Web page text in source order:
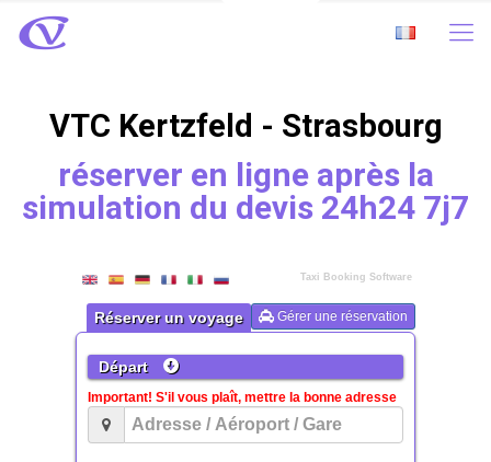
VTC Kertzfeld - Strasbourg
réserver en ligne après la
simulation du devis 24h24 7j7